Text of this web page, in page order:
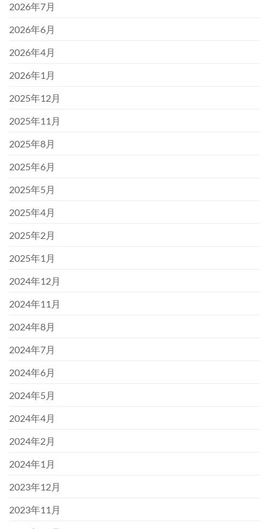
2026年7月
2026年6月
2026年4月
2026年1月
2025年12月
2025年11月
2025年8月
2025年6月
2025年5月
2025年4月
2025年2月
2025年1月
2024年12月
2024年11月
2024年8月
2024年7月
2024年6月
2024年5月
2024年4月
2024年2月
2024年1月
2023年12月
2023年11月